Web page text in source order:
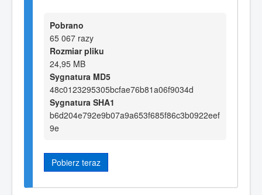
Pobrano
65 067 razy
Rozmiar pliku
24,95 MB
Sygnatura MD5
48c0123295305bcfae76b81a06f9034d
Sygnatura SHA1
b6d204e792e9b07a9a653f685f86c3b0922eef
9e
Pobierz teraz